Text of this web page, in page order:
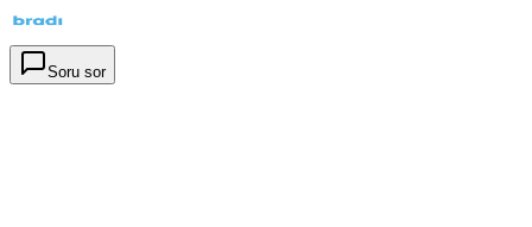
Soru sor